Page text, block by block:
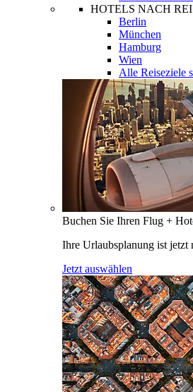
HOTELS NACH
Berlin
München
Hamburg
Wien
Alle Reiseziele
Buchen Sie Ihren Flug +
Ihre Urlaubsplanung ist jetzt
Jetzt auswählen